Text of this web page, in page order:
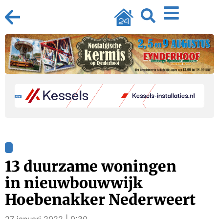
13 duurzame woningen
in nieuwbouwwijk
Hoebenakker Nederweert